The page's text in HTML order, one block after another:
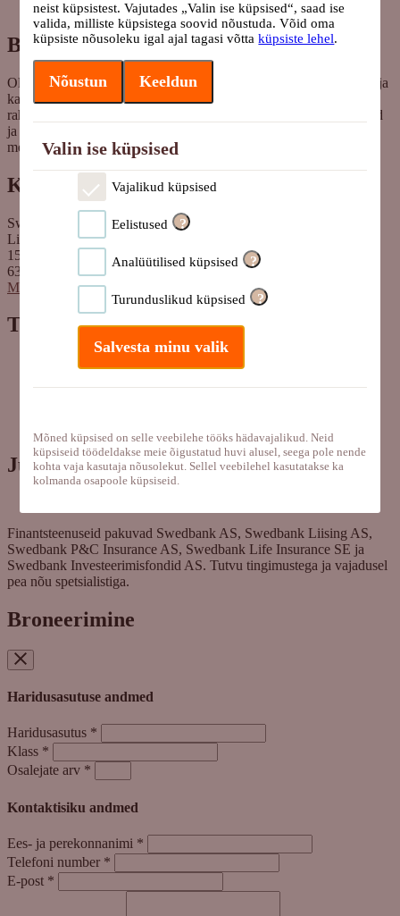
neist küpsistest. Vajutades „Valin ise küpsised“, saad ise
valida, milliste küpsistega soovid nõustuda. Võid oma
küpsiste nõusoleku igal ajal tagasi võttaküpsiste lehel.
Nõustun Keeldun
Valin ise küpsised
Vajalikud küpsised
Eelistused ?
Analüütilised küpsised ?
Turunduslikud küpsised ?
Salvesta minu valik
Mõned küpsised on selle veebilehe tööks hädavajalikud. Neid
küpsiseid töödeldakse meie õigustatud huvi alusel, seega pole nende
kohta vaja kasutaja nõusolekut. Sellel veebilehel kasutatakse ka
kolmanda osapoole küpsiseid.
Blogi
Oled Swedbanki blogi lehel, kus pakume lugejaile huvitavat infot ja
kasulikke nõuandeid, et saaksite teha kaalutud valikuid oma
rahaasjade korraldamisel. Ootame väga teie küsimusi, ettepanekuid
ja arvamusi, millistel teemadel siit blogist lugeda sooviksite:
meedia@swedbank.ee.
Kontakt
Swedbank AS
Liivalaia 34
15040 Tallinn, Estonia
6310 310
Meediale ja partneritele
Tooted
Juriidiline info
Finantsteenuseid pakuvad Swedbank AS, Swedbank Liising AS,
Swedbank P&C Insurance AS, Swedbank Life Insurance SE ja
Swedbank Investeerimisfondid AS. Tutvu tingimustega ja vajadusel
pea nõu spetsialistiga.
Broneerimine
Haridusasutuse andmed
Haridusasutus *
Klass *
Osalejate arv *
Kontaktisiku andmed
Ees- ja perekonnanimi *
Telefoni number *
E-post *